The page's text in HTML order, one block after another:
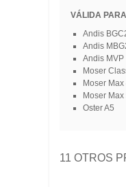
VÁLIDA
Andis
Andis
Andis MVP
Moser
Moser Max
Moser Max
Oster A5
11 OTROS